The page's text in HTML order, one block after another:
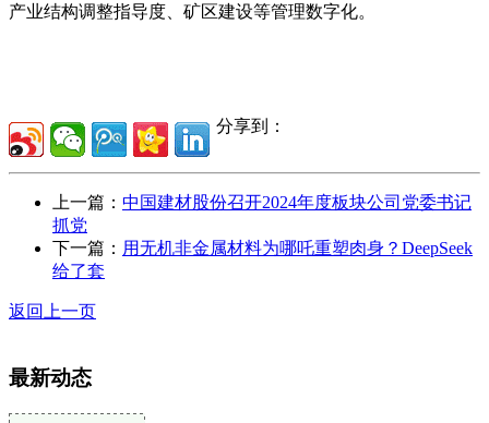
产业结构调整指导度、矿区建设等管理数字化。
分享到：
上一篇： 中国建材股份召开2024年度板块公司党委书记
抓党
下一篇： 用无机非金属材料为哪吒重塑肉身？DeepSeek
给了套
返回上一页
最新动态